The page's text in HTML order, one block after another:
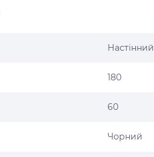
Настінний
180
60
Чорний